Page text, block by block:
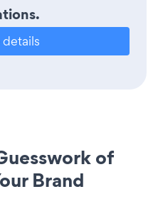
details
of
Brand